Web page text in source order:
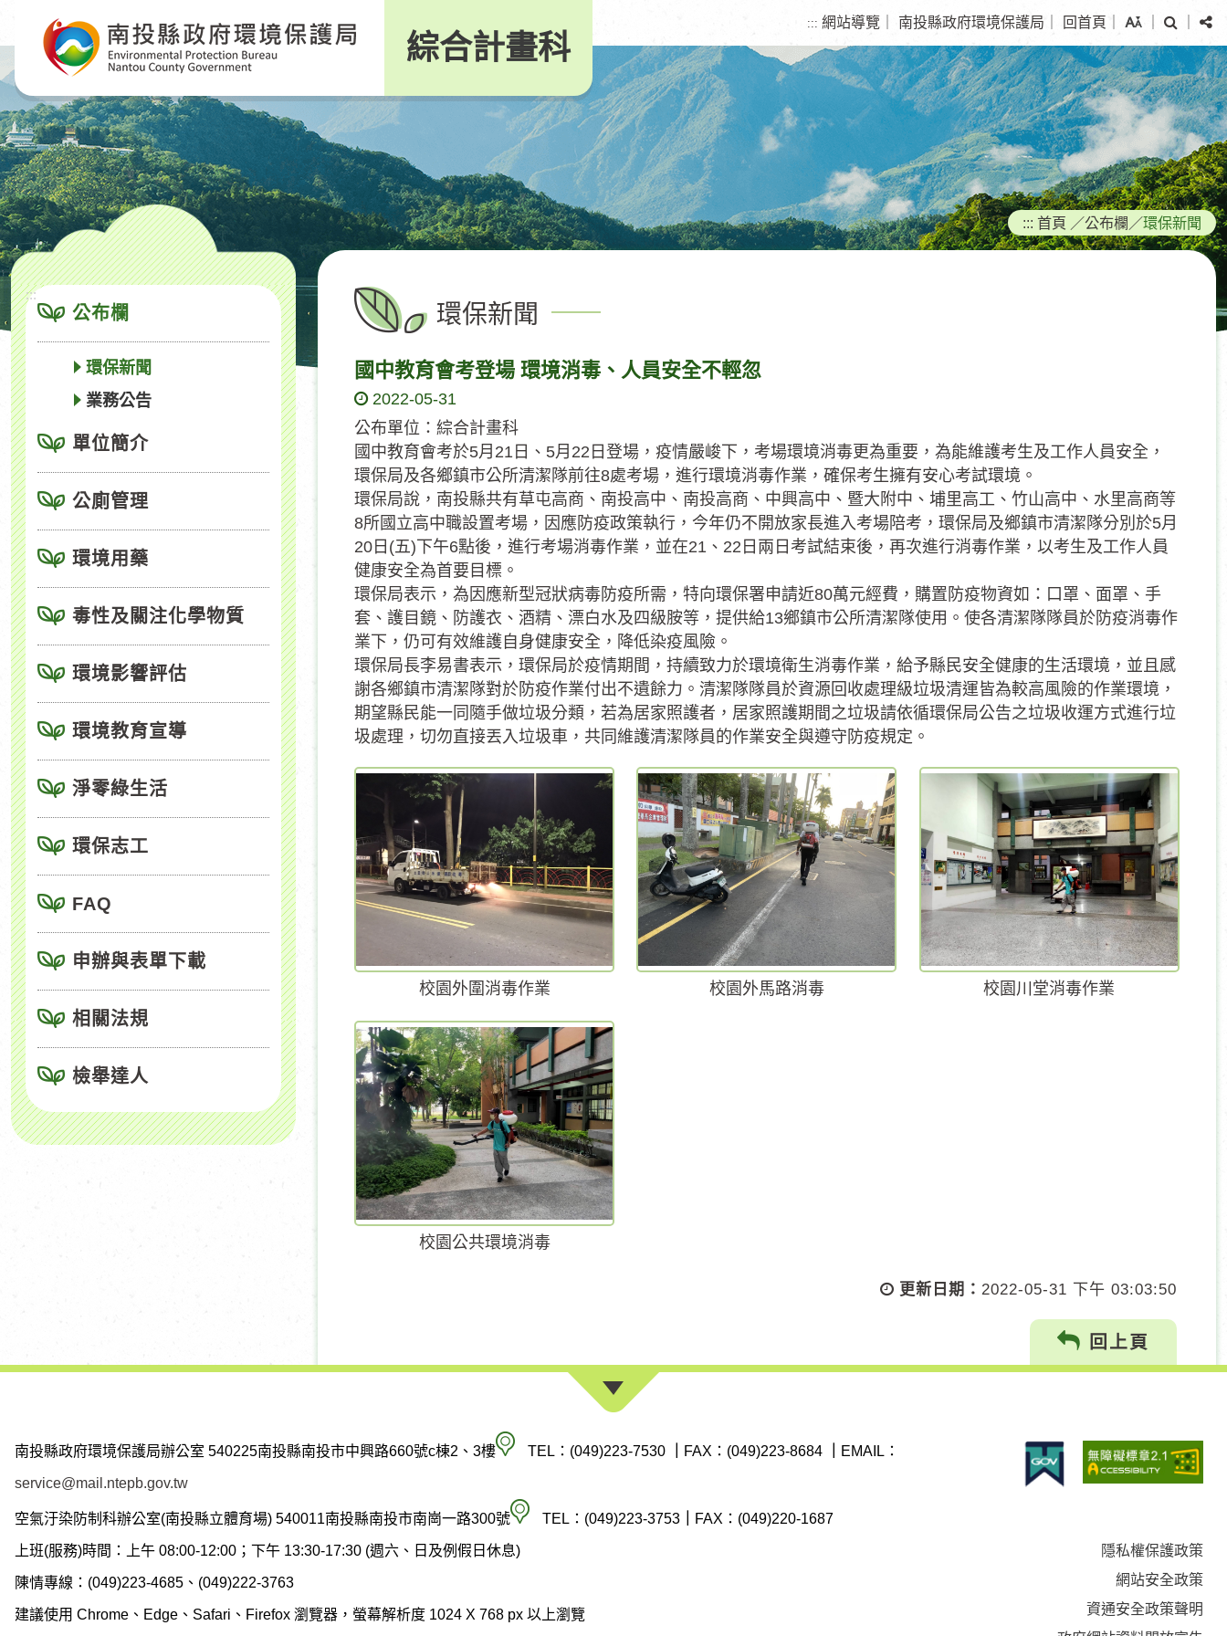
要
內
容
區
塊
綜合計畫科
::: 網站導覽 南投縣政府環境保護局 回首頁
尋
分
享
:::
公布欄
環保新聞
業務公告
單位簡介
公廁管理
環境用藥
毒性及關注化學物質
環境影響評估
環境教育宣導
淨零綠生活
環保志工
FAQ
申辦與表單下載
相關法規
檢舉達人
::: 首頁 ／公布欄 ／環保新聞
環保新聞
國中教育會考登場 環境消毒、人員安全不輕忽
2022-05-31
公布單位：綜合計畫科
國中教育會考於5月21日、5月22日登場，疫情嚴峻下，考場環境消毒更為重要，為能維護考生及工作人員安全，
環保局及各鄉鎮市公所清潔隊前往8處考場，進行環境消毒作業，確保考生擁有安心考試環境。
環保局說，南投縣共有草屯高商、南投高中、南投高商、中興高中、暨大附中、埔里高工、竹山高中、水里高商等
8所國立高中職設置考場，因應防疫政策執行，今年仍不開放家長進入考場陪考，環保局及鄉鎮市清潔隊分別於5月
20日(五)下午6點後，進行考場消毒作業，並在21、22日兩日考試結束後，再次進行消毒作業，以考生及工作人員
健康安全為首要目標。
環保局表示，為因應新型冠狀病毒防疫所需，特向環保署申請近80萬元經費，購置防疫物資如：口罩、面罩、手
套、護目鏡、防護衣、酒精、漂白水及四級胺等，提供給13鄉鎮市公所清潔隊使用。使各清潔隊隊員於防疫消毒作
業下，仍可有效維護自身健康安全，降低染疫風險。
環保局長李易書表示，環保局於疫情期間，持續致力於環境衛生消毒作業，給予縣民安全健康的生活環境，並且感
謝各鄉鎮市清潔隊對於防疫作業付出不遺餘力。清潔隊隊員於資源回收處理級垃圾清運皆為較高風險的作業環境，
期望縣民能一同隨手做垃圾分類，若為居家照護者，居家照護期間之垃圾請依循環保局公告之垃圾收運方式進行垃
圾處理，切勿直接丟入垃圾車，共同維護清潔隊員的作業安全與遵守防疫規定。
校園外圍消毒作業 校園外馬路消毒 校園川堂消毒作業
校園公共環境消毒
更新日期： 2022-05-31 下午 03:03:50
回上頁
南投縣政府環境保護局辦公室 540225南投縣南投市中興路660號c棟2、3樓南
縣
政
環
TEL：(049)223-7530 FAX：(049)223-8684 EMAIL：
service@mail.ntepb.gov.tw
空氣汙染防制科辦公室(南投縣立體育場) 540011南投縣南投市南崗一路300號空
氣
染
TEL：(049)223-3753 FAX：(049)220-1687
上班(服務)時間：上午 08:00-12:00；下午 13:30-17:30 (週六、日及例假日休息)
陳情專線：(049)223-4685、(049)222-3763
建議使用 Chrome、Edge、Safari、Firefox 瀏覽器，螢幕解析度 1024 X 768 px 以上瀏覽
隱私權保護政策
網站安全政策
資通安全政策聲明